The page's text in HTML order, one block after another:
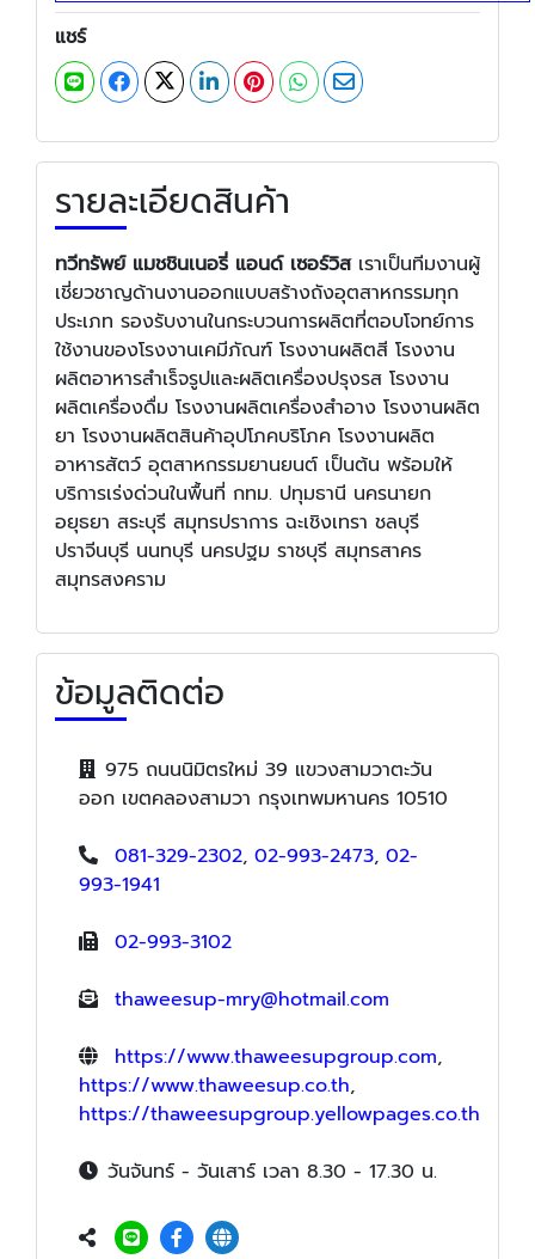
แชร์
รายละเอียดสินค้า
ทวีทรัพย์ แมชชินเนอรี่ แอนด์ เซอร์วิสเราเป็นทีมงานผู้
เชี่ยวชาญด้านงานออกแบบสร้างถังอุตสาหกรรมทุก
ประเภท รองรับงานในกระบวนการผลิตที่ตอบโจทย์การ
ใช้งานของโรงงานเคมีภัณฑ์ โรงงานผลิตสี โรงงาน
ผลิตอาหารสำเร็จรูปและผลิตเครื่องปรุงรส โรงงาน
ผลิตเครื่องดื่ม โรงงานผลิตเครื่องสำอาง โรงงานผลิต
ยา โรงงานผลิตสินค้าอุปโภคบริโภค โรงงานผลิต
อาหารสัตว์ อุตสาหกรรมยานยนต์ เป็นต้น พร้อมให้
บริการเร่งด่วนในพื้นที่ กทม. ปทุมธานี นครนายก
อยุธยา สระบุรี สมุทรปราการ ฉะเชิงเทรา ชลบุรี
ปราจีนบุรี นนทบุรี นครปฐม ราชบุรี สมุทรสาคร
สมุทรสงคราม
ข้อมูลติดต่อ
975 ถนนนิมิตรใหม่ 39 แขวงสามวาตะวัน
ออก เขตคลองสามวา กรุงเทพมหานคร 10510
081-329-2302, 02-993-2473, 02-
993-1941
02-993-3102
thaweesup-mry@hotmail.com
https://www.thaweesupgroup.com,
https://www.thaweesup.co.th,
https://thaweesupgroup.yellowpages.co.th
วันจันทร์ - วันเสาร์ เวลา 8.30 - 17.30 น.